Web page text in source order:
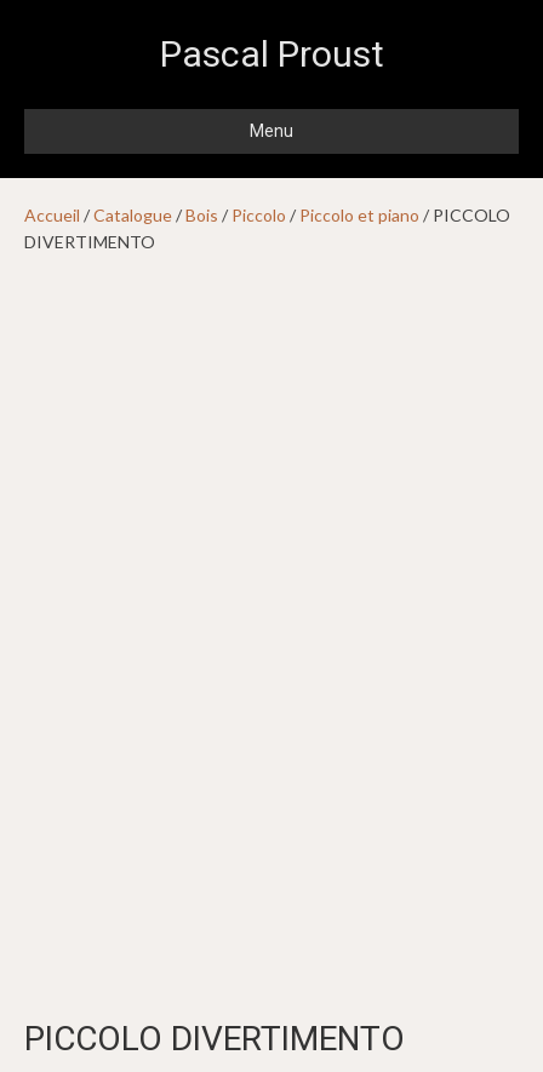
Pascal Proust
Menu
Accueil /Catalogue/Bois / Piccolo / Piccolo et piano / PICCOLO
DIVERTIMENTO
PICCOLO DIVERTIMENTO